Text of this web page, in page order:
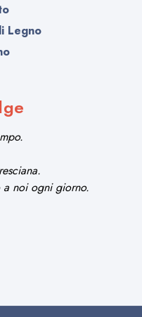
Legno
noi ogni giorno.